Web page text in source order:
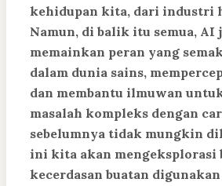
kehidupan kita, dari industri
Namun, di balik itu semua, AI
memainkan peran yang
dalam dunia sains,
dan membantu ilmuwan
masalah kompleks dengan
sebelumnya tidak mungkin
ini kita akan mengeksplorasi
kecerdasan buatan